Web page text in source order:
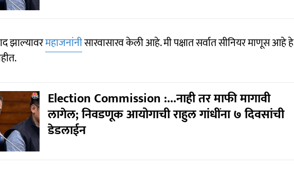
झाल्यावरमहाजनांनीसारवासारव केली आहे. मी पक्षात सर्वात सीनियर माणूस आहे हे
Election Commission :...नाही तर माफी मागावी
लागेल; निवडणूक आयोगाची राहुल गांधींना ७ दिवसांची
डेडलाईन